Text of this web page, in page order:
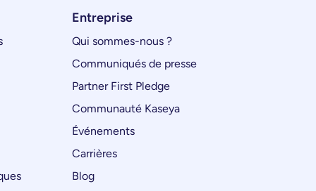
Entreprise
Qui sommes-nous ?
Communiqués de presse
Partner First Pledge
Communauté Kaseya
Événements
Carrières
Blog